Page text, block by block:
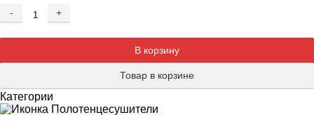
-
+
В корзину
Товар в корзине
Категории